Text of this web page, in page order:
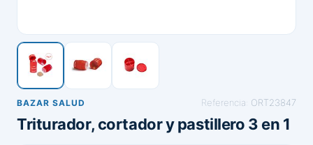
BAZAR SALUD Referencia: ORT23847
Triturador, cortador y pastillero 3 en 1